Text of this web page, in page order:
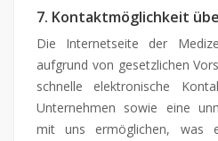
7. Kontaktmöglichkeit
Die Internetseite der
aufgrund von gesetzlichen
schnelle elektronische
Unternehmen sowie eine
mit uns ermöglichen, was